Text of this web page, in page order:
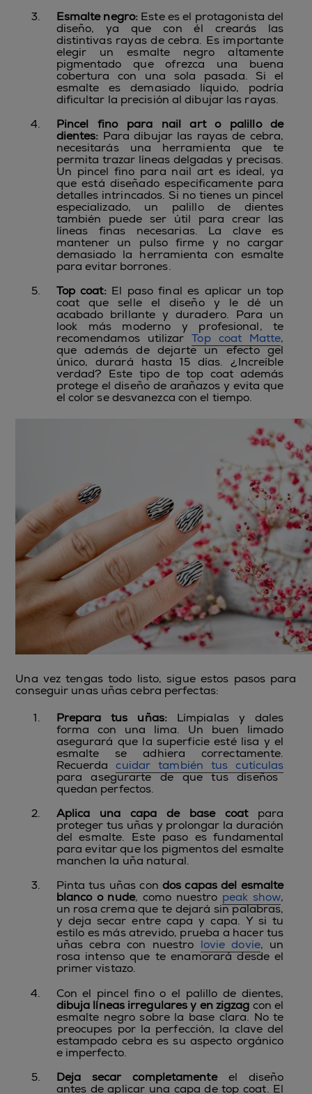
Esmalte negro: Este es el protagonista del
diseño, ya que con él crearás las
distintivas rayas de cebra. Es importante
elegir un esmalte negro altamente
pigmentado que ofrezca una buena
cobertura con una sola pasada. Si el
esmalte es demasiado líquido, podría
dificultar la precisión al dibujar las rayas.
Pincel fino para nail art o palillo de
dientes: Para dibujar las rayas de cebra,
necesitarás una herramienta que te
permita trazar líneas delgadas y precisas.
Un pincel fino para nail art es ideal, ya
que está diseñado específicamente para
detalles intrincados. Si no tienes un pincel
especializado, un palillo de dientes
también puede ser útil para crear las
líneas finas necesarias. La clave es
mantener un pulso firme y no cargar
demasiado la herramienta con esmalte
para evitar borrones.
Top coat:El paso final es aplicar un top
coat que selle el diseño y le dé un
acabado brillante y duradero. Para un
look más moderno y profesional, te
recomendamos utilizarTop coat Matte,
que además de dejarte un efecto gel
único, durará hasta 15 días. ¿Increíble
verdad? Este tipo de top coat además
protege el diseño de arañazos y evita que
el color se desvanezca con el tiempo.
Una vez tengas todo listo, sigue estos pasos para
conseguir unas uñas cebra perfectas:
Prepara tus uñas: Límpialas y dales
forma con una lima. Un buen limado
asegurará que la superficie esté lisa y el
esmalte se adhiera correctamente.
Recuerdacuidar también tus cutículas
para asegurarte de que tus diseños
quedan perfectos.
Aplica una capa de base coatpara
proteger tus uñas y prolongar la duración
del esmalte. Este paso es fundamental
para evitar que los pigmentos del esmalte
manchen la uña natural.
Pinta tus uñas con dos capas del esmalte
blanco o nude, como nuestro peak show,
un rosa crema que te dejará sin palabras,
y deja secar entre capa y capa. Y si tu
estilo es más atrevido, prueba a hacer tus
uñas cebra con nuestro lovie dovie, un
rosa intenso que te enamorará desde el
primer vistazo.
Con el pincel fino o el palillo de dientes,
dibuja líneas irregulares y en zigzag con el
esmalte negro sobre la base clara. No te
preocupes por la perfección, la clave del
estampado cebra es su aspecto orgánico
e imperfecto.
Deja secar completamenteel diseño
antes de aplicar una capa de top coat. El